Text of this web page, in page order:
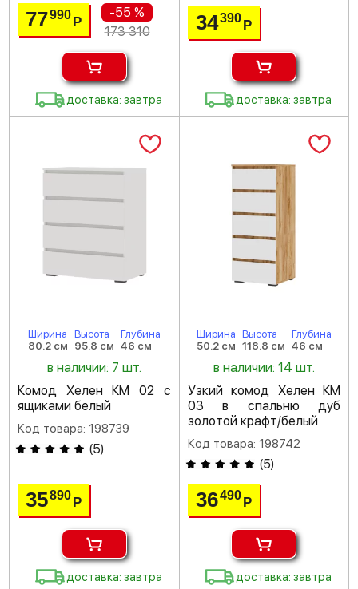
77990Р
-55 %
173 310
доставка: завтра
34390 Р
доставка: завтра
Ширина
80.2 см
Высота
95.8 см
Глубина
46 см
в наличии: 7 шт.
Комод Хелен КМ 02 с
ящиками белый
Код товара: 198739
(5)
35890Р
доставка: завтра
Ширина
50.2 см
Высота
118.8 см
Глубина
46 см
в наличии: 14 шт.
Узкий комод Хелен КМ
03 в спальню дуб
золотой крафт/белый
Код товара: 198742
(5)
36490 Р
доставка: завтра